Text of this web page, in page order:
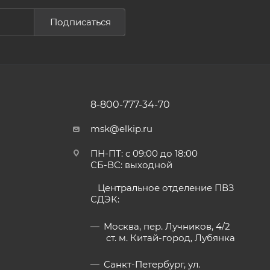
Подписаться
8-800-777-34-70
msk@elkip.ru
ПН-ПТ: с 09:00 до 18:00
СБ-ВС: выходной
Центральное отделение ПВЗ
СДЭК:
Москва, пер. Лучников, 4/2
ст. м. Китай-город, Лубянка
Санкт-Петербург, ул.